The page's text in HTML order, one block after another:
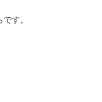
す。